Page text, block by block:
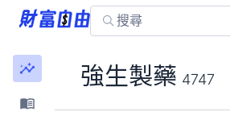
強生製藥 4747